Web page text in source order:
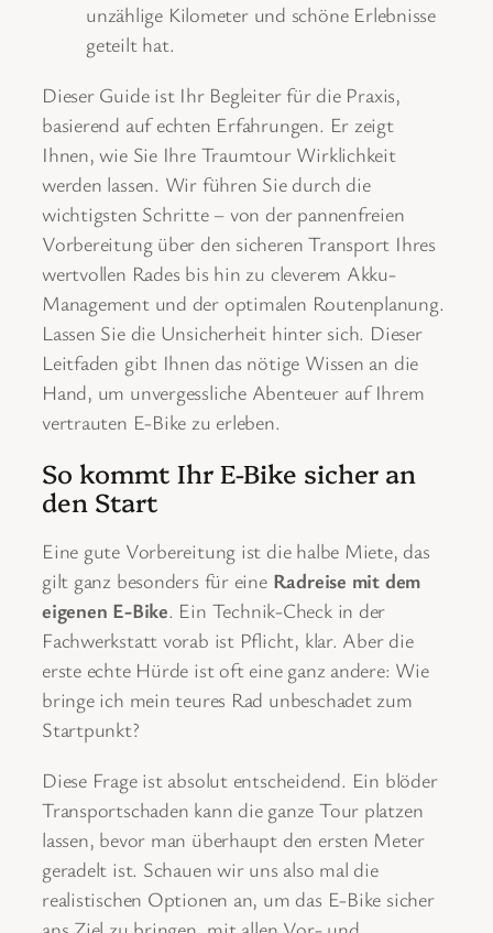
unzählige Kilometer und schöne Erlebnisse
geteilt hat.
Dieser Guide ist Ihr Begleiter für die Praxis,
basierend auf echten Erfahrungen. Er zeigt
Ihnen, wie Sie Ihre Traumtour Wirklichkeit
werden lassen. Wir führen Sie durch die
wichtigsten Schritte – von der pannenfreien
Vorbereitung über den sicheren Transport Ihres
wertvollen Rades bis hin zu cleverem Akku-
Management und der optimalen Routenplanung.
Lassen Sie die Unsicherheit hinter sich. Dieser
Leitfaden gibt Ihnen das nötige Wissen an die
Hand, um unvergessliche Abenteuer auf Ihrem
vertrauten E-Bike zu erleben.
So kommt Ihr E-Bike sicher an
den Start
Eine gute Vorbereitung ist die halbe Miete, das
gilt ganz besonders für eine Radreise mit dem
eigenen E-Bike. Ein Technik-Check in der
Fachwerkstatt vorab ist Pflicht, klar. Aber die
erste echte Hürde ist oft eine ganz andere: Wie
bringe ich mein teures Rad unbeschadet zum
Startpunkt?
Diese Frage ist absolut entscheidend. Ein blöder
Transportschaden kann die ganze Tour platzen
lassen, bevor man überhaupt den ersten Meter
geradelt ist. Schauen wir uns also mal die
realistischen Optionen an, um das E-Bike sicher